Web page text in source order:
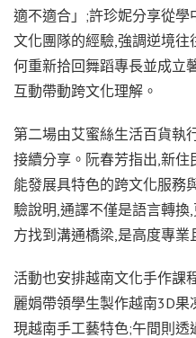
適不適合」;許珍妮分享從
文化團隊的經驗,強調逆境
何重新拾回舞蹈專長並成立
互動帶動跨文化理解。
第二場由艾蜜絲生活百貨執
接續分享。阮春芳指出,新
能發展具特色的跨文化服務
驗說明,通譯不僅是語言轉
方找到溝通橋梁,是高度專業
活動也安排越南文化手作課
麗娟帶領學生製作越南3D
現越南手工藝特色;午間則